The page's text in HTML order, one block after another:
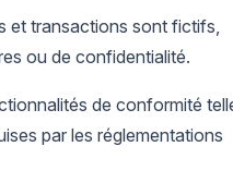
et transactions sont fictifs,
ou de confidentialité.
de conformité
par les réglementations